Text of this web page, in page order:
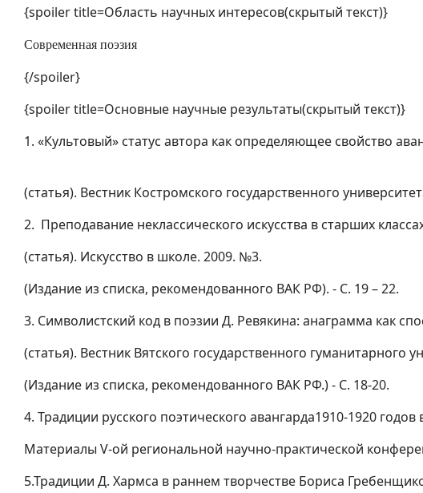
{spoiler title=Область научных интересов(скрытый текст)}
Современная поэзия
{/spoiler}
{spoiler title=Основные научные результаты(скрытый текст)}
1. «Культовый» статус автора как определяющее свойство
(статья). Вестник Костромского государственного
2. Преподавание неклассического искусства в старших
(статья). Искусство в школе. 2009. №3.
(Издание из списка, рекомендованного ВАК РФ). - С. 19 – 22.
3. Символистский код в поэзии Д. Ревякина: анаграмма как
(статья). Вестник Вятского государственного гуманитарного
(Издание из списка, рекомендованного ВАК РФ.) - С. 18-20.
4. Традиции русского поэтического авангарда1910-1920
Материалы V-ой региональной научно-практической
5.Традиции Д. Хармса в раннем творчестве Бориса